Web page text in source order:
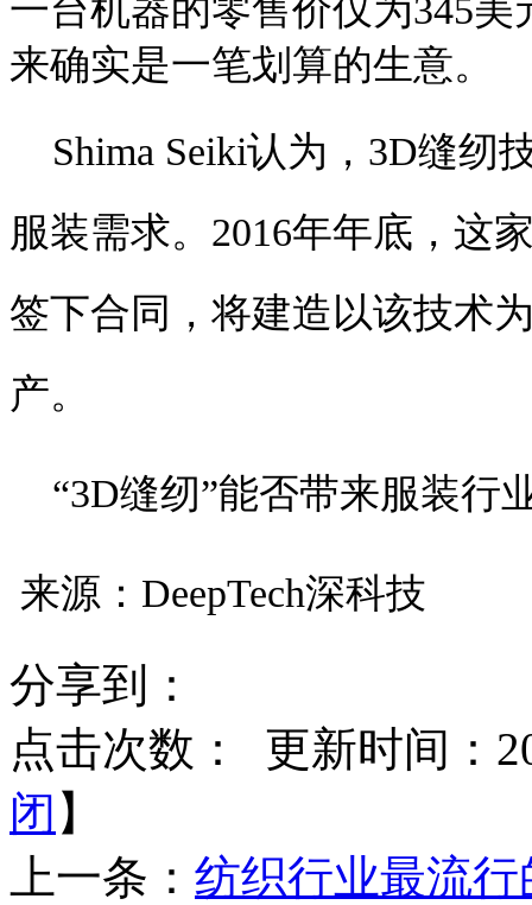
一台机器的零售价仅为345
来确实是一笔划算的生意。
Shima Seiki认为，3D缝纫
服装需求。2016年年底，这
签下合同，将建造以该技术
产。
“3D缝纫”能否带来服装行
来源：DeepTech深科技
分享到：
点击次数：
更新时间：
闭 】
上一条： 纺织行业最流